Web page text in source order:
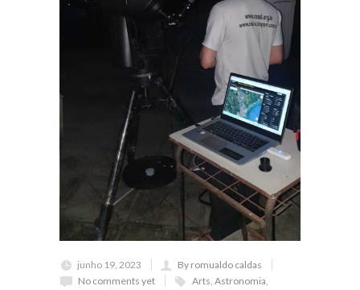
junho 19, 2023
By romualdo caldas
No comments yet
Arts, Astronomia,